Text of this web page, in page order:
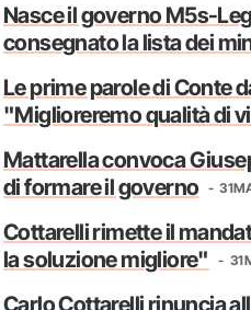
Nasce il governo M5s-
consegnato la lista dei
Le prime parole di Conte
"Miglioreremo qualità di
Mattarella convoca
di formare il governo
31
Cottarelli rimette il
la soluzione migliore"
31
Carlo Cottarelli rinuncia